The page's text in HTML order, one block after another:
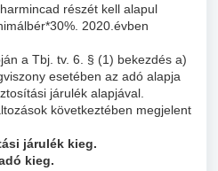
részét kell alapul
2020.évben
a Tbj. tv. 6. § (1) bekezdés a)
esetében az adó alapja
járulék alapjával.
következtében megjelent
járulék kieg.
kieg.